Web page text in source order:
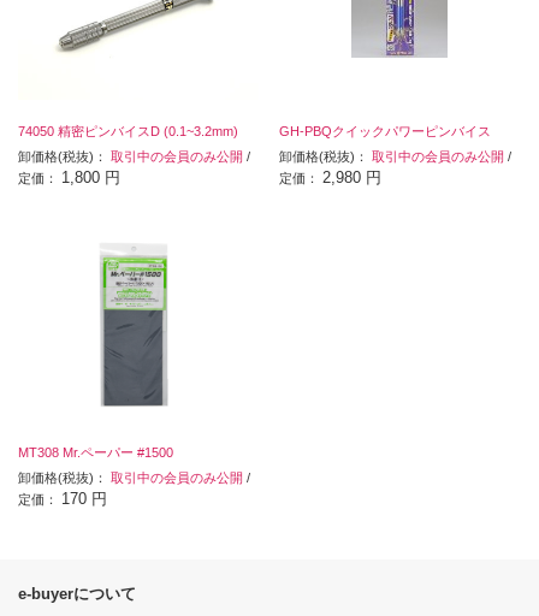
74050 精密ピンバイスD (0.1~3.2mm)
卸価格(税抜)： 取引中の会員のみ公開 /
定価： 1,800 円
GH-PBQクイックパワーピンバイス
卸価格(税抜)：取引中の会員のみ公開 /
定価： 2,980 円
MT308 Mr.ペーパー #1500
卸価格(税抜)： 取引中の会員のみ公開 /
定価： 170 円
e-buyerについて